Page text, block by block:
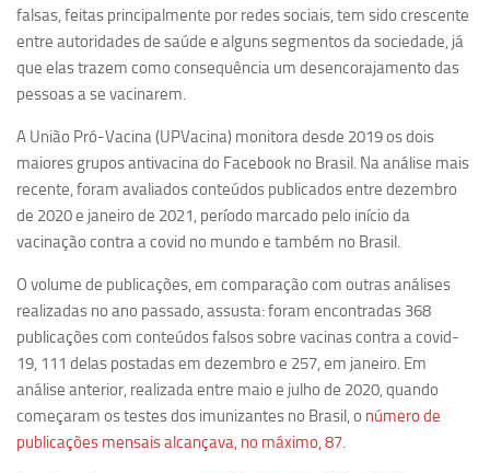
Grupo de Pesquisa GPUBLIC – Centro de Estudos em Gestão
e Políticas Públicas Contemporâneas
Grupos de pesquisa encerrados
Daniel Domingues dos Santos
Programas Ano Sabático Encerrados
Cíntia Rosa Pereira de Lima
Evandro Eduardo Seron Ruiz
Fabiana Cristina Severi (FDRP)
Fernando de Lima Caneppele
Maria Paula Costa Bertran
falsas, feitas principalmente por redes sociais, tem sido crescente
entre autoridades de saúde e alguns segmentos da sociedade, já
que elas trazem como consequência um desencorajamento das
pessoas a se vacinarem.
A União Pró-Vacina (UPVacina) monitora desde 2019 os dois
maiores grupos antivacina do Facebook no Brasil. Na análise mais
recente, foram avaliados conteúdos publicados entre dezembro
de 2020 e janeiro de 2021, período marcado pelo início da
vacinação contra a covid no mundo e também no Brasil.
O volume de publicações, em comparação com outras análises
realizadas no ano passado, assusta: foram encontradas 368
publicações com conteúdos falsos sobre vacinas contra a covid-
19, 111 delas postadas em dezembro e 257, em janeiro. Em
análise anterior, realizada entre maio e julho de 2020, quando
começaram os testes dos imunizantes no Brasil, o número de
publicações mensais alcançava, no máximo, 87.